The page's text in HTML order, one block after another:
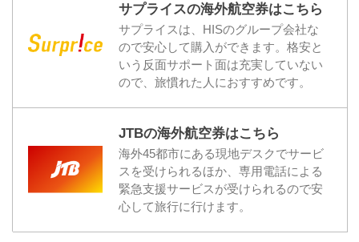
サプライスの海外航空券はこちら
サプライスは、HISのグループ会社な
ので安心して購入ができます。格安と
いう反面サポート面は充実していない
ので、旅慣れた人におすすめです。
JTBの海外航空券はこちら
海外45都市にある現地デスクでサービ
スを受けられるほか、専用電話による
緊急支援サービスが受けられるので安
心して旅行に行けます。